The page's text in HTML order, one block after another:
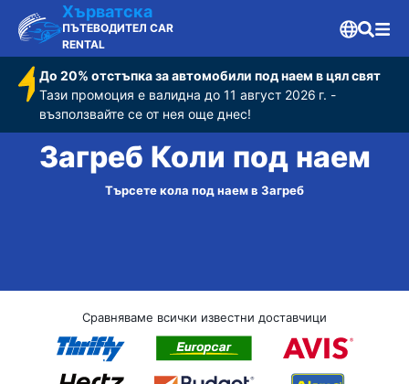
Хърватска
ПЪТЕВОДИТЕЛ CAR
RENTAL
До 20% отстъпка за автомобили под наем в цял свят
Тази промоция е валидна до 11 август 2026 г. -
възползвайте се от нея още днес!
Загреб Коли под наем
Търсете кола под наем в Загреб
Сравняваме всички известни доставчици